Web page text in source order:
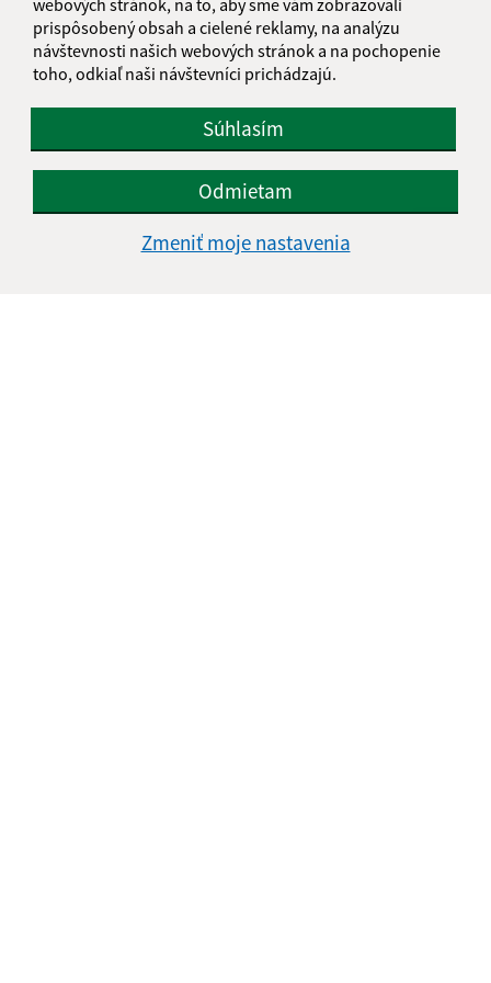
prispôsobený obsah a cielené reklamy, na analýzu
návštevnosti našich webových stránok a na pochopenie
toho, odkiaľ naši návštevníci prichádzajú.
Súhlasím
Odmietam
Zmeniť moje nastavenia